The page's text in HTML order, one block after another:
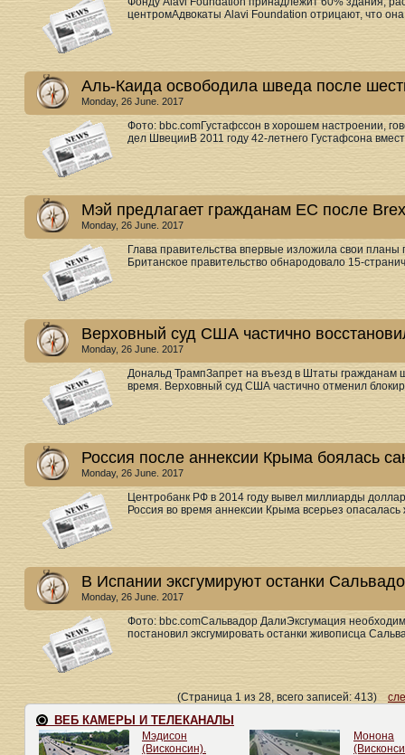
центромАдвокаты Alavi Foundation отрицают, что
Аль-Каида освободила шведа после
Monday, 26 June. 2017
Фото: bbc.comГустафссон в хорошем настроении,
дел ШвецииВ 2011 году 42-летнего Густафсона
Мэй предлагает гражданам ЕС после
Monday, 26 June. 2017
Глава правительства впервые изложила свои
Британское правительство обнародовало 15-
Верховный суд США частично
Monday, 26 June. 2017
Дональд ТрампЗапрет на въезд в Штаты гражданам
время. Верховный суд США частично отменил
Россия после аннексии Крыма боялась
Monday, 26 June. 2017
Центробанк РФ в 2014 году вывел миллиарды
Россия во время аннексии Крыма всерьез
В Испании эксгумируют останки
Monday, 26 June. 2017
Фото: bbc.comСальвадор ДалиЭксгумация
постановил эксгумировать останки живописца
(Страница 1 из 28, всего записей: 413)